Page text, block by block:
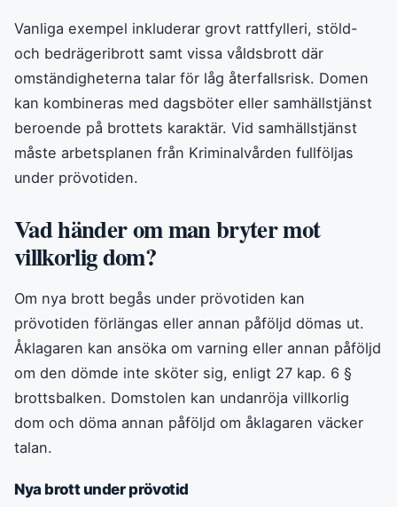
Vanliga exempel inkluderar grovt rattfylleri, stöld-
och bedrägeribrott samt vissa våldsbrott där
omständigheterna talar för låg återfallsrisk. Domen
kan kombineras med dagsböter eller samhällstjänst
beroende på brottets karaktär. Vid samhällstjänst
måste arbetsplanen från Kriminalvården fullföljas
under prövotiden.
Vad händer om man bryter mot
villkorlig dom?
Om nya brott begås under prövotiden kan
prövotiden förlängas eller annan påföljd dömas ut.
Åklagaren kan ansöka om varning eller annan påföljd
om den dömde inte sköter sig, enligt 27 kap. 6 §
brottsbalken. Domstolen kan undanröja villkorlig
dom och döma annan påföljd om åklagaren väcker
talan.
Nya brott under prövotid